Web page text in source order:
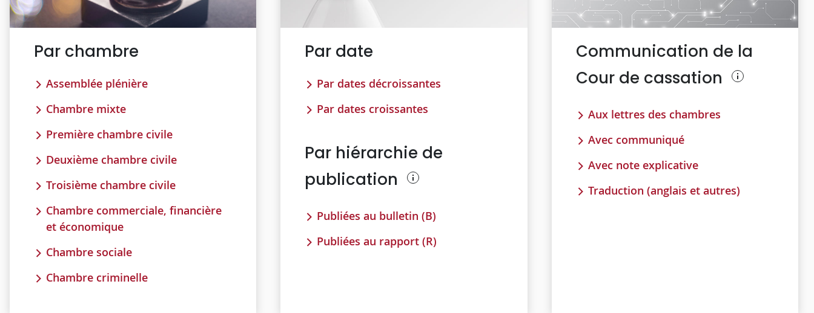
Par chambre
Assemblée plénière
Chambre mixte
Première chambre civile
Deuxième chambre civile
Troisième chambre civile
Chambre commerciale, financière
et économique
Chambre sociale
Chambre criminelle
Par date
Par dates décroissantes
Par dates croissantes
Par hiérarchie de
publication
Publiées au bulletin (B)
Publiées au rapport (R)
Communication de la
Cour de cassation
Aux lettres des chambres
Avec communiqué
Avec note explicative
Traduction (anglais et autres)